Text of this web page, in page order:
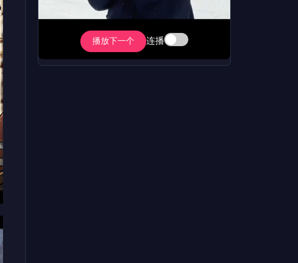
播放下一个 连播